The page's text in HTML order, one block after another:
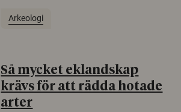
Arkeologi
Så mycket eklandskap
krävs för att rädda hotade
arter